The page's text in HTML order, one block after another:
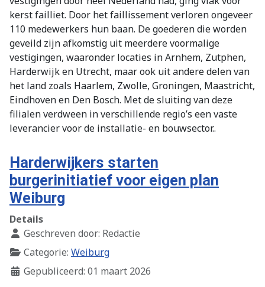
kerst failliet. Door het faillissement verloren ongeveer
110 medewerkers hun baan. De goederen die worden
geveild zijn afkomstig uit meerdere voormalige
vestigingen, waaronder locaties in Arnhem, Zutphen,
Harderwijk en Utrecht, maar ook uit andere delen van
het land zoals Haarlem, Zwolle, Groningen, Maastricht,
Eindhoven en Den Bosch. Met de sluiting van deze
filialen verdween in verschillende regio’s een vaste
leverancier voor de installatie- en bouwsector..
Harderwijkers starten
burgerinitiatief voor eigen plan
Weiburg
Details
Geschreven door: Redactie
Categorie: Weiburg
Gepubliceerd: 01 maart 2026